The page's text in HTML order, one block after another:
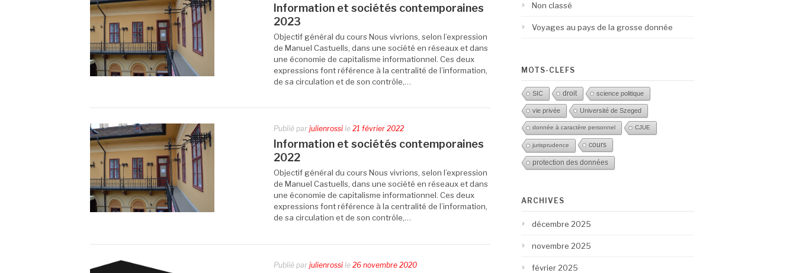
Information et sociétés contemporaines
2023
Objectif général du cours Nous vivrions, selon l’expression
de Manuel Castuells, dans une société en réseaux et dans
une économie de capitalisme informationnel. Ces deux
expressions font référence à la centralité de l’information,
de sa circulation et de son contrôle,…
Publié par julienrossi le 21 février 2022
Information et sociétés contemporaines
2022
Objectif général du cours Nous vivrions, selon l’expression
de Manuel Castuells, dans une société en réseaux et dans
une économie de capitalisme informationnel. Ces deux
expressions font référence à la centralité de l’information,
de sa circulation et de son contrôle,…
Publié par julienrossi le 26 novembre 2020
Non classé
Voyages au pays de la grosse donnée
MOTS-CLEFS
SIC droit science politique
vie privée Université de Szeged
donnée à caractère personnel CJUE
jurisprudence cours
protection des données
ARCHIVES
décembre 2025
novembre 2025
février 2025